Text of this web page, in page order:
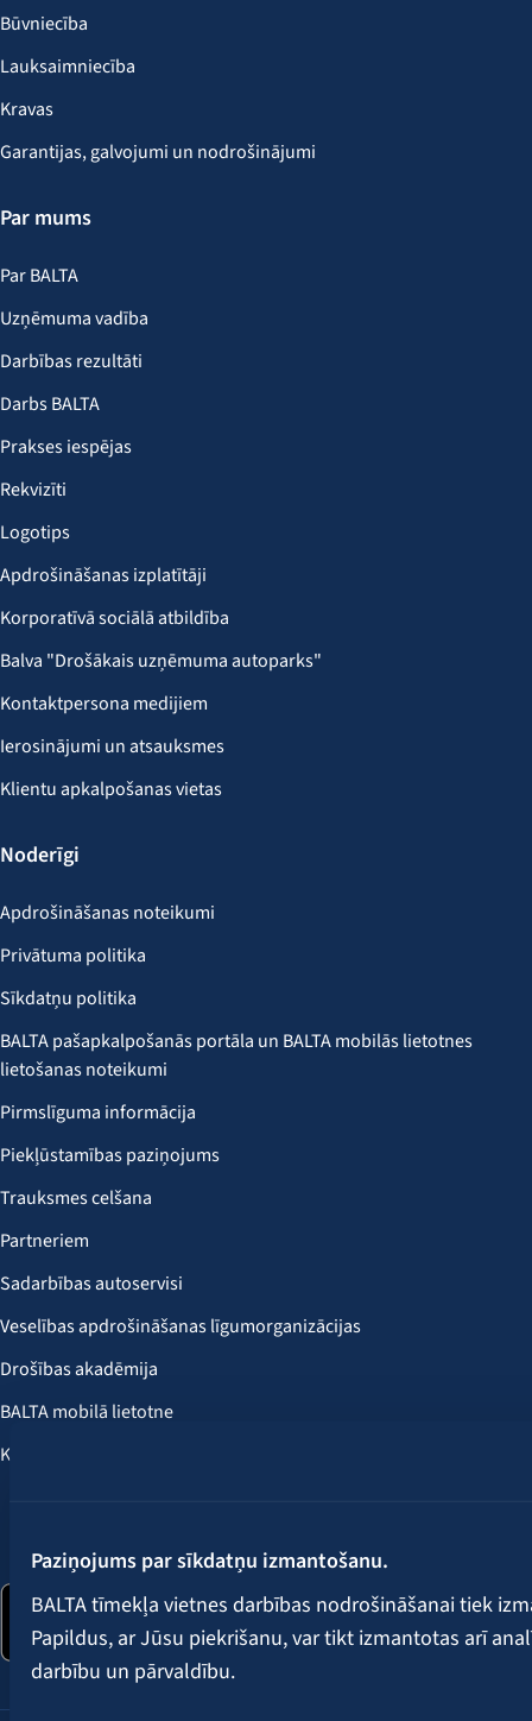
Paziņojums par sīkdatņu izmantošanu.
BALTA tīmekļa vietnes darbības nodrošināšanai tiek
Papildus, ar Jūsu piekrišanu, var tikt izmantotas arī
darbību un pārvaldību.
Būvniecība
Lauksaimniecība
Kravas
Garantijas, galvojumi un nodrošinājumi
Par mums
Par BALTA
Uzņēmuma vadība
Darbības rezultāti
Darbs BALTA
Prakses iespējas
Rekvizīti
Logotips
Apdrošināšanas izplatītāji
Korporatīvā sociālā atbildība
Balva "Drošākais uzņēmuma autoparks"
Kontaktpersona medijiem
Ierosinājumi un atsauksmes
Klientu apkalpošanas vietas
Noderīgi
Apdrošināšanas noteikumi
Privātuma politika
Sīkdatņu politika
BALTA pašapkalpošanās portāla un BALTA mobilās lietotnes
lietošanas noteikumi
Pirmslīguma informācija
Piekļūstamības paziņojums
Trauksmes celšana
Partneriem
Sadarbības autoservisi
Veselības apdrošināšanas līgumorganizācijas
Drošības akadēmija
BALTA mobilā lietotne
Klientu labumi